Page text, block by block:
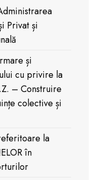
Privat și
și
cu privire la
– Construire
colective și
la
în